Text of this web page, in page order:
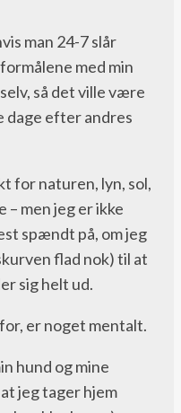
man 24-7 slår
med min
så det ville være
dage efter andres
for naturen, lyn, sol,
– men jeg er ikke
spændt på, om jeg
flad nok) til at
sig helt ud.
er noget mentalt.
hund og mine
jeg tager hjem